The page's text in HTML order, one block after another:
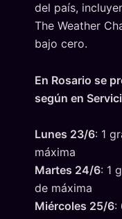
del país,
The Weather
bajo cero.
En Rosario se
según en
Lunes 23/6: 1
máxima
Martes 24/6: 1
de máxima
Miércoles 25/6: